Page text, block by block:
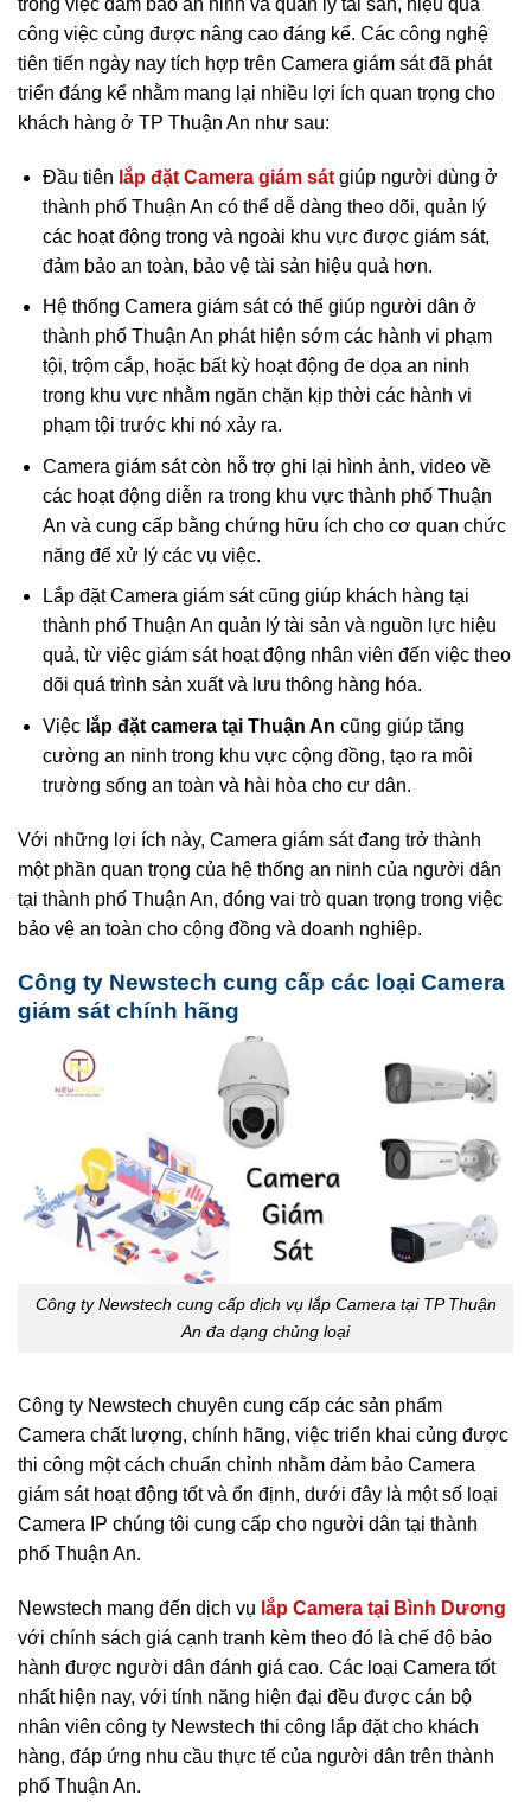
công việc củng được nâng cao đáng kể. Các công nghệ
tiên tiến ngày nay tích hợp trên Camera giám sát đã phát
triển đáng kể nhằm mang lại nhiều lợi ích quan trọng cho
khách hàng ở TP Thuận An như sau:
Đầu tiên lắp đặt Camera giám sátgiúp người dùng ở
thành phố Thuận An có thể dễ dàng theo dõi, quản lý
các hoạt động trong và ngoài khu vực được giám sát,
đảm bảo an toàn, bảo vệ tài sản hiệu quả hơn.
Hệ thống Camera giám sát có thể giúp người dân ở
thành phố Thuận An phát hiện sớm các hành vi phạm
tội, trộm cắp, hoặc bất kỳ hoạt động đe dọa an ninh
trong khu vực nhằm ngăn chặn kịp thời các hành vi
phạm tội trước khi nó xảy ra.
Camera giám sát còn hỗ trợ ghi lại hình ảnh, video về
các hoạt động diễn ra trong khu vực thành phố Thuận
An và cung cấp bằng chứng hữu ích cho cơ quan chức
năng để xử lý các vụ việc.
Lắp đặt Camera giám sát cũng giúp khách hàng tại
thành phố Thuận An quản lý tài sản và nguồn lực hiệu
quả, từ việc giám sát hoạt động nhân viên đến việc theo
dõi quá trình sản xuất và lưu thông hàng hóa.
Việc lắp đặt camera tại Thuận An cũng giúp tăng
cường an ninh trong khu vực cộng đồng, tạo ra môi
trường sống an toàn và hài hòa cho cư dân.
Với những lợi ích này, Camera giám sát đang trở thành
một phần quan trọng của hệ thống an ninh của người dân
tại thành phố Thuận An, đóng vai trò quan trọng trong việc
bảo vệ an toàn cho cộng đồng và doanh nghiệp.
Công ty Newstech cung cấp các loại Camera
giám sát chính hãng
Công ty Newstech cung cấp dịch vụ lắp Camera tại TP Thuận
An đa dạng chủng loại
Công ty Newstech chuyên cung cấp các sản phẩm
Camera chất lượng, chính hãng, việc triển khai củng được
thi công một cách chuẩn chỉnh nhằm đảm bảo Camera
giám sát hoạt động tốt và ổn định, dưới đây là một số loại
Camera IP chúng tôi cung cấp cho người dân tại thành
phố Thuận An.
Newstech mang đến dịch vụ lắp Camera tại Bình Dương
với chính sách giá cạnh tranh kèm theo đó là chế độ bảo
hành được người dân đánh giá cao. Các loại Camera tốt
nhất hiện nay, với tính năng hiện đại đều được cán bộ
nhân viên công ty Newstech thi công lắp đặt cho khách
hàng, đáp ứng nhu cầu thực tế của người dân trên thành
phố Thuận An.